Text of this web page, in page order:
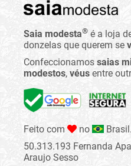
Saia modesta® é a loja
donzelas que querem se
Confeccionamos saias
modestos, véus entre
Feito com no
Brasil.
50.313.193 Fernanda
Araujo Sesso